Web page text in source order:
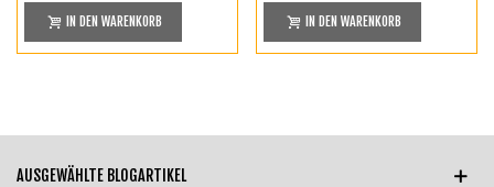
IN DEN WARENKORB IN DEN WARENKORB
AUSGEWÄHLTE BLOGARTIKEL